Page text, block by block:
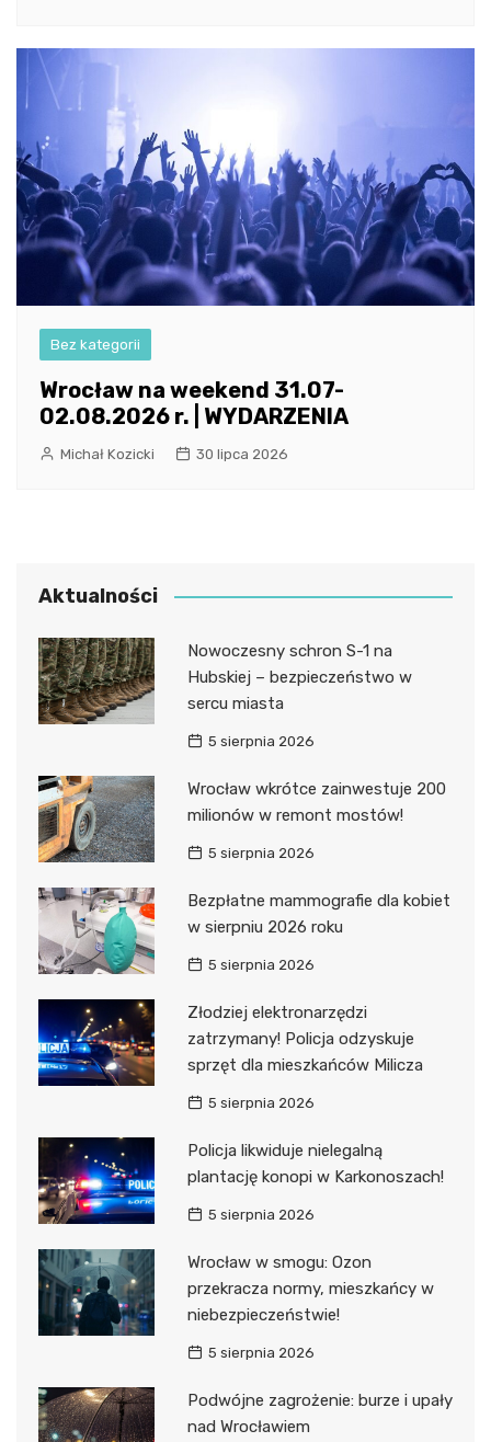
Bez kategorii
Wrocław na weekend 31.07-
02.08.2026 r. | WYDARZENIA
Michał Kozicki 30 lipca 2026
Aktualności
Nowoczesny schron S-1 na
Hubskiej – bezpieczeństwo w
sercu miasta
5 sierpnia 2026
Wrocław wkrótce zainwestuje 200
milionów w remont mostów!
5 sierpnia 2026
Bezpłatne mammografie dla kobiet
w sierpniu 2026 roku
5 sierpnia 2026
Złodziej elektronarzędzi
zatrzymany! Policja odzyskuje
sprzęt dla mieszkańców Milicza
5 sierpnia 2026
Policja likwiduje nielegalną
plantację konopi w Karkonoszach!
5 sierpnia 2026
Wrocław w smogu: Ozon
przekracza normy, mieszkańcy w
niebezpieczeństwie!
5 sierpnia 2026
Podwójne zagrożenie: burze i upały
nad Wrocławiem